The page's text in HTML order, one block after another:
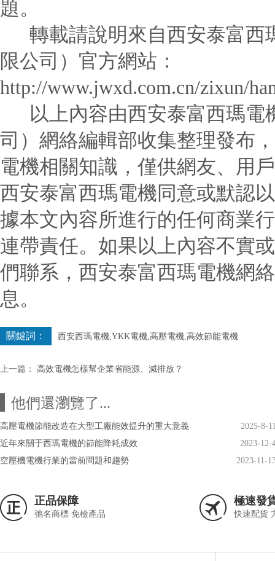
題。
轉載請說明來自西安泰富西
限公司）官方網站：
http://www.jwxd.com.cn/zixun/
以上內容由西安泰富西瑪電
司）網絡編輯部收集整理發布
電機相關知識，僅供網友、用
西安泰富西瑪電機同意或默認
據本文內容所進行的任何商業
連帶責任。如果以上內容不實
們聯系，西安泰富西瑪電機網
息。
關鍵詞： 西安西瑪電機,YKK電機,高壓電機,高效節能電機
上一篇： 高效電機怎樣幫企業省能源、減排放？
他們還瀏覽了...
2025-8-
高壓電機節能改造在大型工廠能效提升的重大意義
2023-12-
近年來關于西瑪電機的節能降耗成效
2023-11-
空壓機電機行業的當前問題和趨勢
正品保障
弛名商標 免檢產品
極速發
快速配貨